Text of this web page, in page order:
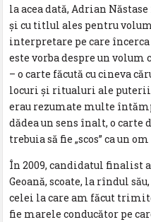
la acea dată, Adrian
şi cu titlul ales pentru
interpretare pe care
este vorba despre un
– o carte făcută cu cineva
locuri şi ritualuri ale puterii
erau rezumate multe
dădea un sens înalt, o
trebuia să fie „scos” ca un
În 2009, candidatul finalist
Geoană, scoate, la rîndul
celei la care am făcut
fie marele conducător pe